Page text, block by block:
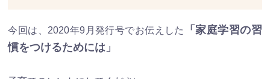
今回は、2020年9月発行号でお伝えした
「家庭学習の習
慣をつけるためには」